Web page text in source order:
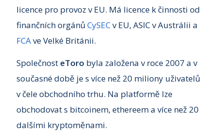
licence pro provoz v EU. Má licence k činnosti od
finančních orgánů CySECv EU, ASIC v Austrálii a
FCAve Velké Británii.
Společnost eToro byla založena v roce 2007 a v
současné době je s více než 20 miliony uživatelů
v čele obchodního trhu. Na platformě lze
obchodovat s bitcoinem, ethereem a více než 20
dalšími kryptoměnami.